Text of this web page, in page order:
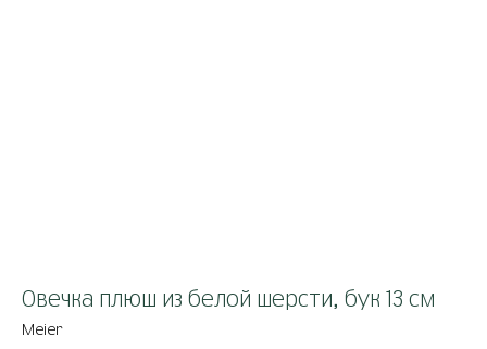
Овечка плюш из белой шерсти, бук 13 см
Meier